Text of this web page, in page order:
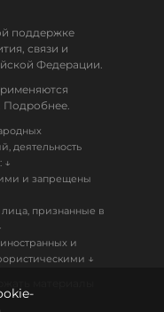
поддержке
связи и
Федерации.
Подробнее.
деятельность
↓
и запрещены
признанные в
и
↓